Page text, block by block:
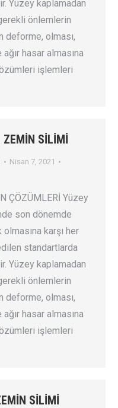
Yüzey kaplamadan
önlemlerin
deforme, olması,
hasar almasına
işlemleri
SİLİMİ
Nisan 7, 2021
ÇÖZÜMLERİ Yüzey
son dönemde
karşı her
standartlarda
Yüzey kaplamadan
önlemlerin
deforme, olması,
hasar almasına
işlemleri
SİLİMİ